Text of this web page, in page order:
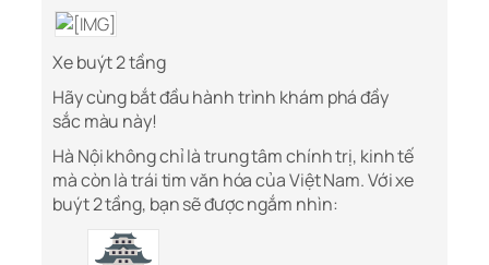
Xe buýt 2 tầng
Hãy cùng bắt đầu hành trình khám phá đầy
sắc màu này!
Hà Nội không chỉ là trung tâm chính trị, kinh tế
mà còn là trái tim văn hóa của Việt Nam. Với xe
buýt 2 tầng, bạn sẽ được ngắm nhìn: